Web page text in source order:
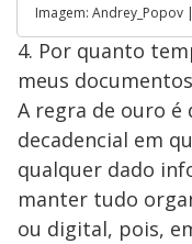
Imagem: Andrey_Popov
4. Por quanto
meus
A regra de ouro é
decadencial em
qualquer dado
manter tudo
ou digital, pois,